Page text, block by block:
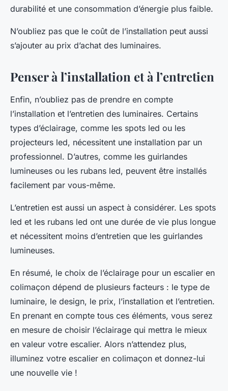
durabilité et une consommation d’énergie plus faible.
N’oubliez pas que le coût de l’installation peut aussi
s’ajouter au prix d’achat des luminaires.
Penser à l’installation et à l’entretien
Enfin, n’oubliez pas de prendre en compte
l’installation et l’entretien des luminaires. Certains
types d’éclairage, comme les spots led ou les
projecteurs led, nécessitent une installation par un
professionnel. D’autres, comme les guirlandes
lumineuses ou les rubans led, peuvent être installés
facilement par vous-même.
L’entretien est aussi un aspect à considérer. Les spots
led et les rubans led ont une durée de vie plus longue
et nécessitent moins d’entretien que les guirlandes
lumineuses.
En résumé, le choix de l’éclairage pour un escalier en
colimaçon dépend de plusieurs facteurs : le type de
luminaire, le design, le prix, l’installation et l’entretien.
En prenant en compte tous ces éléments, vous serez
en mesure de choisir l’éclairage qui mettra le mieux
en valeur votre escalier. Alors n’attendez plus,
illuminez votre escalier en colimaçon et donnez-lui
une nouvelle vie !